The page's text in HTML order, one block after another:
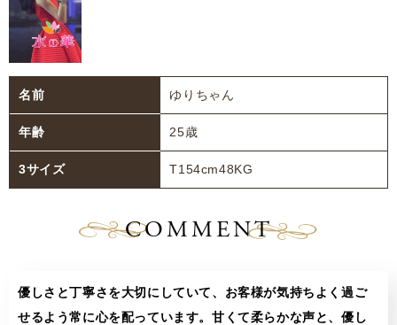
名前 ゆりちゃん
年齢 25歳
3サイズ T154cm48KG
COMMENT
優しさと丁寧さを大切にしていて、お客様が気持ちよく過ご
せるよう常に心を配っています。甘くて柔らかな声と、優し